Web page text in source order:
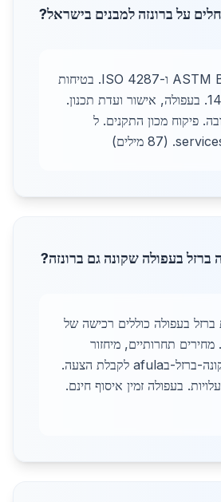
על ברונזה למבנים בישראל?
ת"י 1221, ASTM B135 ו-ISO 4287. בטיחות
אש לפי ת"י 1498. בעפולה, אישור ועדת תכנון.
פיקוח מכון התקנים. ל
ברזל בעפולה שקונה גם ברונזה?
ברזל בעפולה כוללים רכישה של
תחרותיים, מיחזור
מקצועי. פנו ל-/קונה-ברזל-בafula לקבלת הצעה.
בעפולה זמין איסוף חינם.